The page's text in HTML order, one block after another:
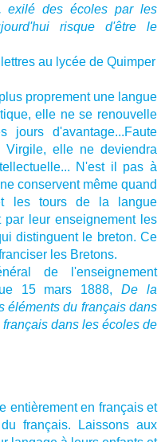
exilé des écoles par les
risque d'être le
au lycée de Quimper
proprement une langue
elle ne se renouvelle
d'avantage...Faute
elle ne deviendra
N'est il pas à
conservent même quand
les tours de la langue
par leur enseignement les
distinguent le breton. Ce
les Bretons.
de l'enseignement
15 mars 1888,De la
éléments du français dans
dans les écoles de
entièrement en français et
français. Laissons aux